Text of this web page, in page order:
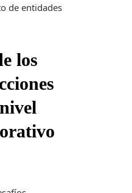
de entidades
los